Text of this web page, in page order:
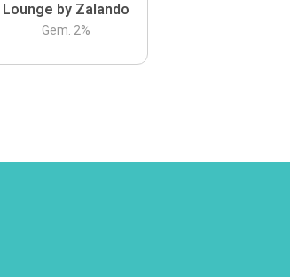
Lounge by Zalando
Gem. 2%